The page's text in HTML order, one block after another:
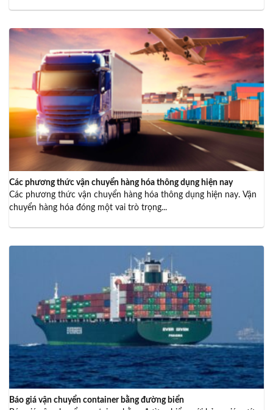
Các phương thức vận chuyển hàng hóa thông dụng hiện nay
Các phương thức vận chuyển hàng hóa thông dụng hiện nay. Vận
chuyển hàng hóa đóng một vai trò trọng...
Báo giá vận chuyển container bằng đường biển